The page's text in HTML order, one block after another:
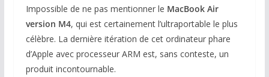
Impossible de ne pas mentionner le MacBook Air
version M4, qui est certainement l’ultraportable le plus
célèbre. La dernière itération de cet ordinateur phare
d’Apple avec processeur ARM est, sans conteste, un
produit incontournable.